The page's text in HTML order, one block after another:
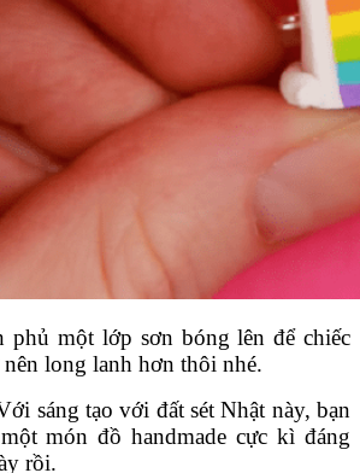
phủ một lớp sơn bóng lên để chiếc
long lanh hơn thôi nhé.
sáng tạo với đất sét Nhật này, bạn
món đồ handmade cực kì đáng
rồi.